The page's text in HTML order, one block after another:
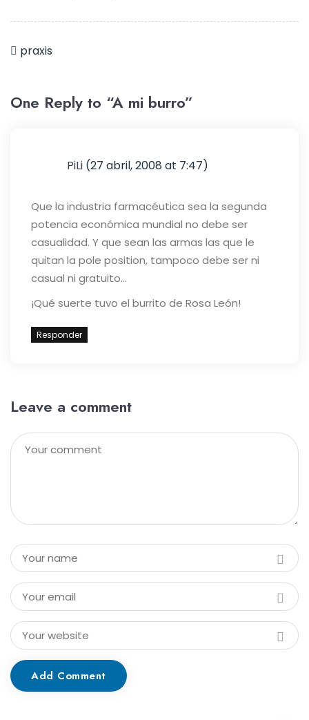
praxis
One Reply to “A mi burro”
PiLi (27 abril, 2008 at 7:47)
Que la industria farmacéutica sea la segunda
potencia económica mundial no debe ser
casualidad. Y que sean las armas las que le
quitan la pole position, tampoco debe ser ni
casual ni gratuito…
¡Qué suerte tuvo el burrito de Rosa León!
Responder
Leave a comment
Add Comment